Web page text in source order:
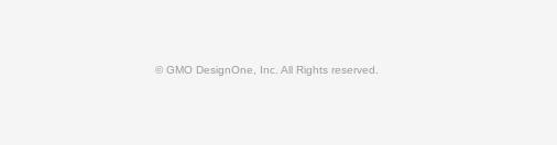
© GMO DesignOne, Inc. All Rights reserved.